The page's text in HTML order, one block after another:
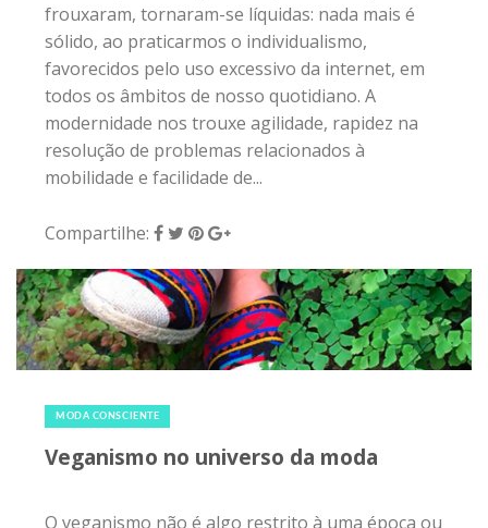
frouxaram, tornaram-se líquidas: nada mais é
sólido, ao praticarmos o individualismo,
favorecidos pelo uso excessivo da internet, em
todos os âmbitos de nosso quotidiano. A
modernidade nos trouxe agilidade, rapidez na
resolução de problemas relacionados à
mobilidade e facilidade de...
Compartilhe:
MODA CONSCIENTE
Veganismo no universo da moda
O veganismo não é algo restrito à uma época ou